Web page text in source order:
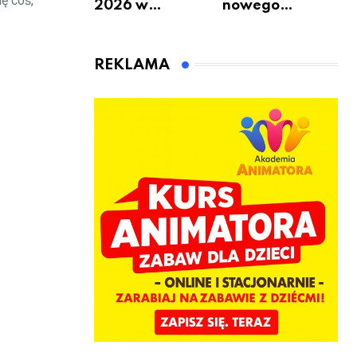
2026 w
się będzie działo
nowego
wpłatą
REKLAMA